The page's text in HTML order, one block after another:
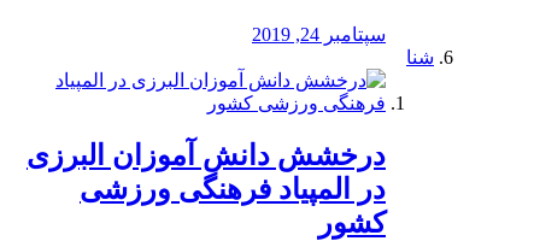
سپتامبر 24, 2019
شنا
درخشش دانش آموزان البرزی
در المپیاد فرهنگی ورزشی
کشور